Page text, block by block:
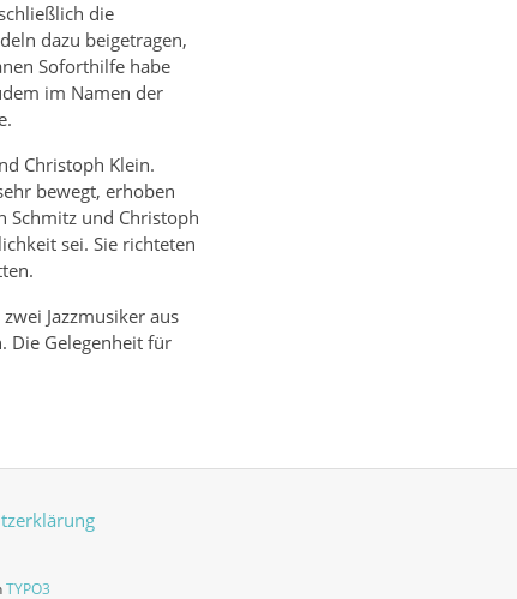
die
dazu beigetragen,
Soforthilfe habe
im Namen der
Christoph Klein.
bewegt, erhoben
Schmitz und Christoph
sei. Sie richteten
Jazzmusiker aus
Die Gelegenheit für
TYPO3